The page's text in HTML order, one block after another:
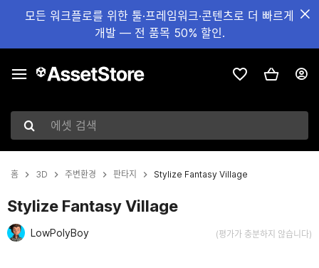
모든 워크플로를 위한 툴·프레임워크·콘텐츠로 더 빠르게
개발 — 전 품목 50% 할인.
에셋 검색
홈 3D 주변환경 판타지 Stylize Fantasy Village
Stylize Fantasy Village
LowPolyBoy (평가가 충분하지 않습니다)